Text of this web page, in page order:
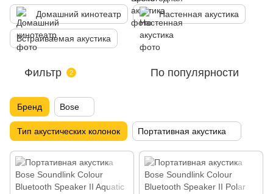
Домашний кинотеатр Настенная акустика
Встраиваемая акустика
Фильтр 2 По популярности
Бренд Bose
Тип акустических колонок Портативная акустика